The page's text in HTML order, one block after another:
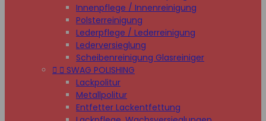
Innenpflege / Innenreinigung
Polsterreinigung
Lederpflege / Lederreinigung
Lederversieglung
Scheibenreinigung Glasreiniger
  SWAG POLISHING
Lackpolitur
Metallpolitur
Entfetter Lackentfettung